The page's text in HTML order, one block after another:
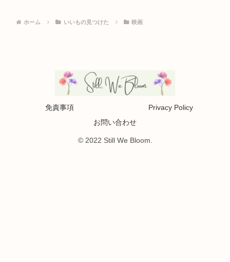
ホーム いいもの見つけた 映画
免責事項
Privacy Policy
お問い合わせ
© 2022 Still We Bloom.